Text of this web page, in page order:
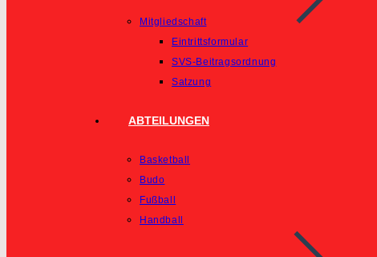
Mitgliedschaft
Eintrittsformular
SVS-Beitragsordnung
Satzung
ABTEILUNGEN
Basketball
Budo
Fußball
Handball